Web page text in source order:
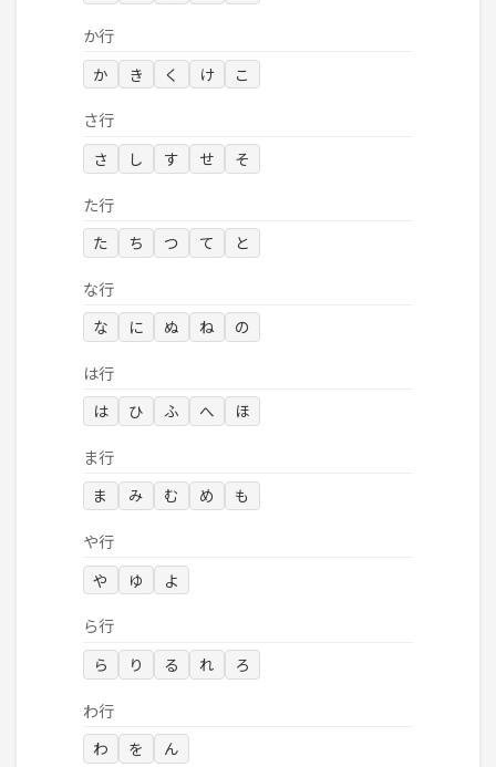
か行
か き く け こ
さ行
さ し す せ そ
た行
た ち つ て と
な行
な に ぬ ね の
は行
は ひ ふ へ ほ
ま行
ま み む め も
や行
や ゆ よ
ら行
ら り る れ ろ
わ行
わ を ん